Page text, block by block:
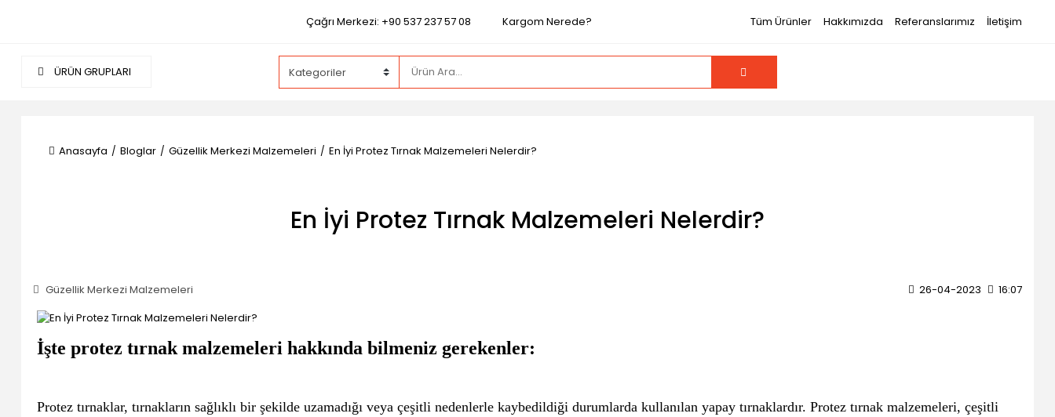
Çağrı Merkezi: +90 537 237 57 08 Kargom Nerede? Tüm Ürünler Hakkımızda Referanslarımız İletişim
ÜRÜN GRUPLARI
Anasayfa Bloglar Güzellik Merkezi Malzemeleri En İyi Protez Tırnak Malzemeleri Nelerdir?
En İyi Protez Tırnak Malzemeleri Nelerdir?
Güzellik Merkezi Malzemeleri 26-04-2023 16:07
İşte protez tırnak malzemeleri hakkında bilmeniz gerekenler:
Protez tırnaklar, tırnakların sağlıklı bir şekilde uzamadığı veya çeşitli nedenlerle kaybedildiği durumlarda kullanılan yapay tırnaklardır. Protez tırnak malzemeleri, çeşitli